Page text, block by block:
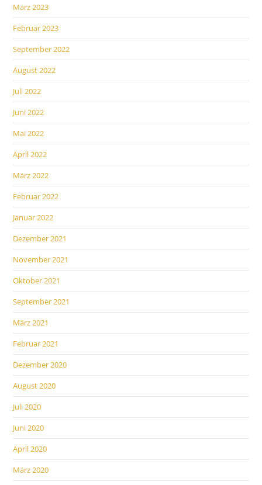
März 2023
Februar 2023
September 2022
August 2022
Juli 2022
Juni 2022
Mai 2022
April 2022
März 2022
Februar 2022
Januar 2022
Dezember 2021
November 2021
Oktober 2021
September 2021
März 2021
Februar 2021
Dezember 2020
August 2020
Juli 2020
Juni 2020
April 2020
März 2020